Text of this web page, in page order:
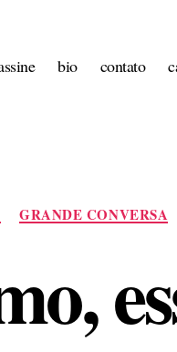
bio contato
Categorias
GRANDE CONVERSA